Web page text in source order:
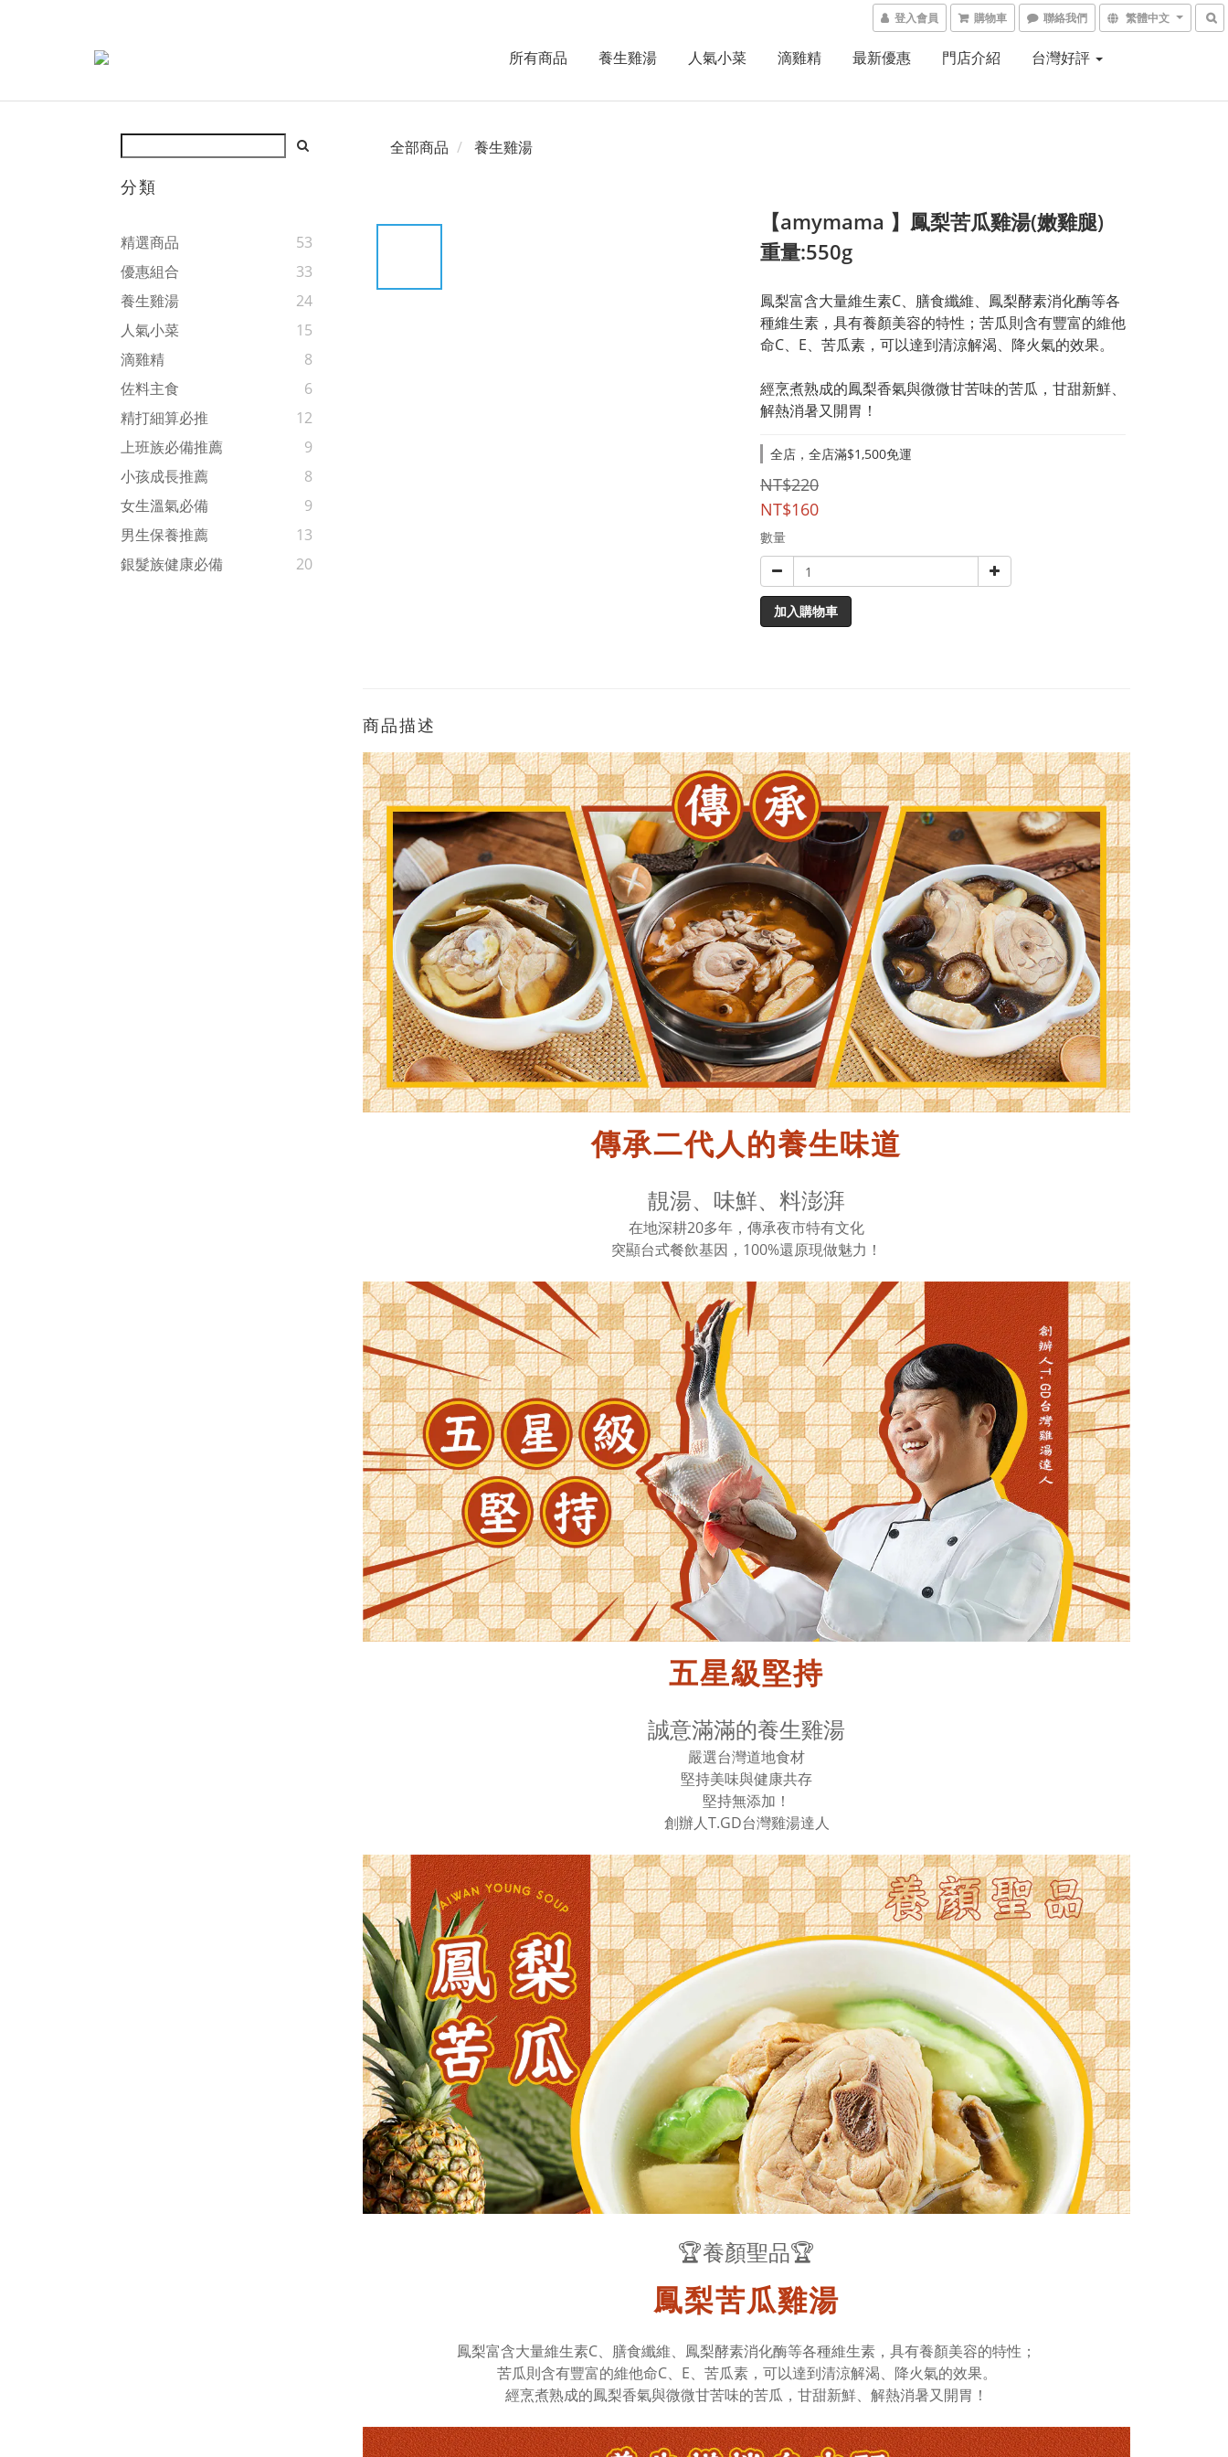
登入會員 購物車 聯絡我們 繁體中文
所有商品 養生雞湯 人氣小菜 滴雞精 最新優惠 門店介紹 台灣好評
分類
精選商品
53
優惠組合
33
養生雞湯
24
人氣小菜
15
滴雞精
8
佐料主食
6
精打細算必推
12
上班族必備推薦
9
小孩成長推薦
8
女生溫氣必備
9
男生保養推薦
13
銀髮族健康必備
20
全部商品 養生雞湯
【amymama 】鳳梨苦瓜雞湯(嫩雞腿)
重量:550g
鳳梨富含大量維生素C、膳食纖維、鳳梨酵素消化酶等各
種維生素，具有養顏美容的特性；苦瓜則含有豐富的維他
命C、E、苦瓜素，可以達到清涼解渴、降火氣的效果。
經烹煮熟成的鳳梨香氣與微微甘苦味的苦瓜，甘甜新鮮、
解熱消暑又開胃！
全店，全店滿$1,500免運
NT$220
NT$160
數量
加入購物車
商品描述
傳承二代人的養生味道
靚湯、味鮮、料澎湃
在地深耕20多年，傳承夜市特有文化
突顯台式餐飲基因，100%還原現做魅力！
五星級堅持
誠意滿滿的養生雞湯
嚴選台灣道地食材
堅持美味與健康共存
堅持無添加！
創辦人T.GD台灣雞湯達人
🏆養顏聖品🏆
鳳梨苦瓜雞湯
鳳梨富含大量維生素C、膳食纖維、鳳梨酵素消化酶等各種維生素，具有養顏美容的特性；
苦瓜則含有豐富的維他命C、E、苦瓜素，可以達到清涼解渴、降火氣的效果。
經烹煮熟成的鳳梨香氣與微微甘苦味的苦瓜，甘甜新鮮、解熱消暑又開胃！